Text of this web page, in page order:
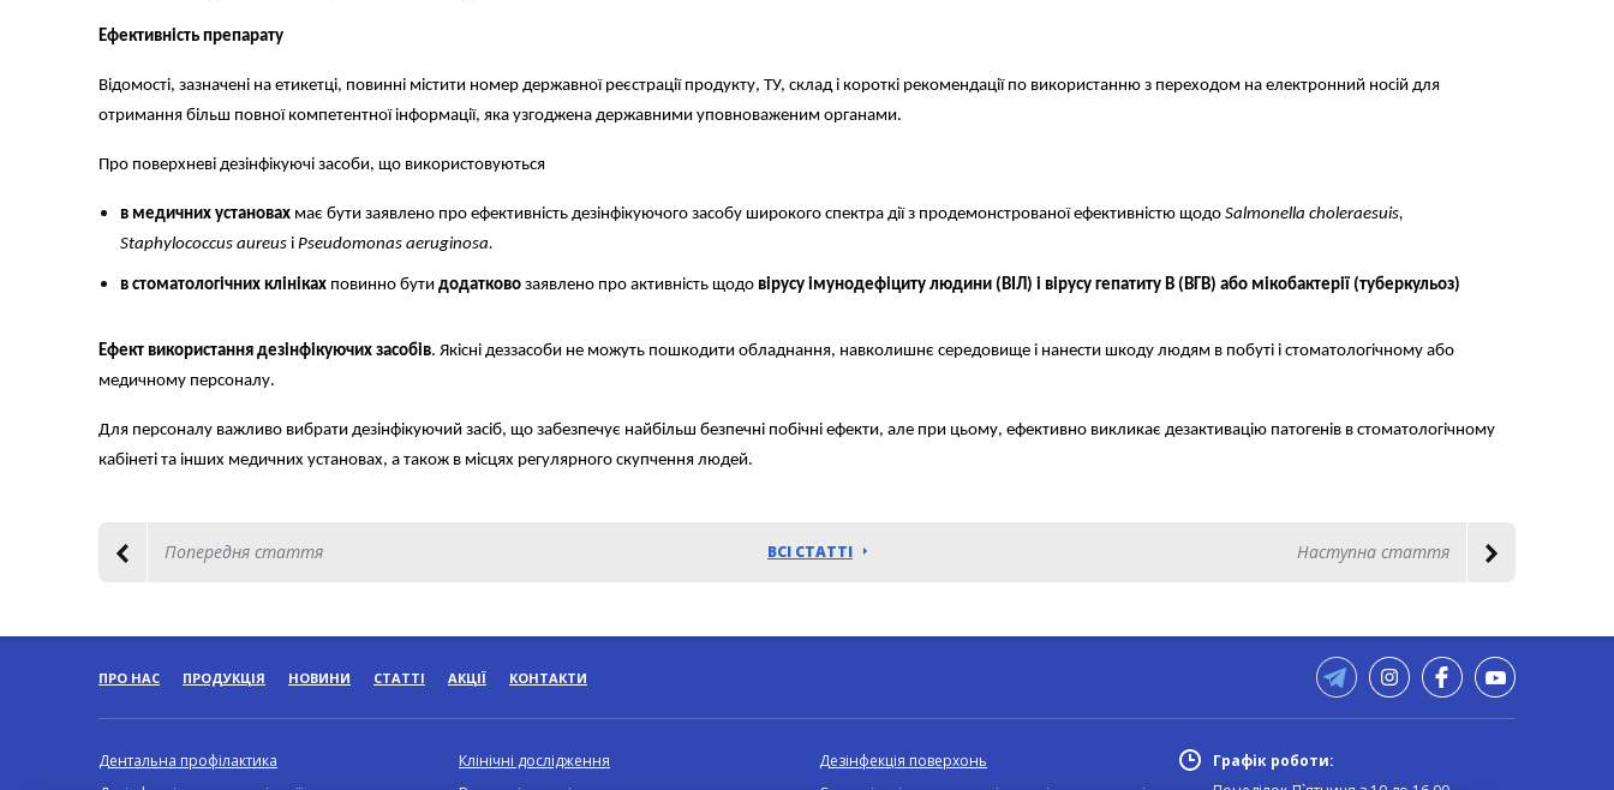
Ефективність препарату
Відомості, зазначені на етикетці, повинні містити номер державної реєстрації продукту, ТУ, склад і короткі рекомендації по використанню з переходом на електронний носій для
отримання більш повної компетентної інформації, яка узгоджена державними уповноваженим органами.
Про поверхневі дезінфікуючі засоби, що використовуються
в медичних установах має бути заявлено про ефективність дезінфікуючого засобу широкого спектра дії з продемонстрованої ефективністю щодо Salmonella choleraesuis,
Staphylococcus aureus і Pseudomonas aeruginosa.
в стоматологічних клініках повинно бути додатково заявлено про активність щодо вірусу імунодефіциту людини (ВІЛ) і вірусу гепатиту В (ВГВ) або мікобактерії (туберкульоз)
Ефект використання дезінфікуючих засобів. Якісні деззасоби не можуть пошкодити обладнання, навколишнє середовище і нанести шкоду людям в побуті і стоматологічному або
медичному персоналу.
Для персоналу важливо вибрати дезінфікуючий засіб, що забезпечує найбільш безпечні побічні ефекти, але при цьому, ефективно викликає дезактивацію патогенів в стоматологічному
кабінеті та інших медичних установах, а також в місцях регулярного скупчення людей.
Попередня стаття ВСІ СТАТТІ Наступна стаття
ПРО НАС ПРОДУКЦІЯ НОВИНИ СТАТТІ АКЦІЇ КОНТАКТИ
Дентальна профілактика
Клінічні дослідження
Дезінфекція поверхонь
Графік роботи: